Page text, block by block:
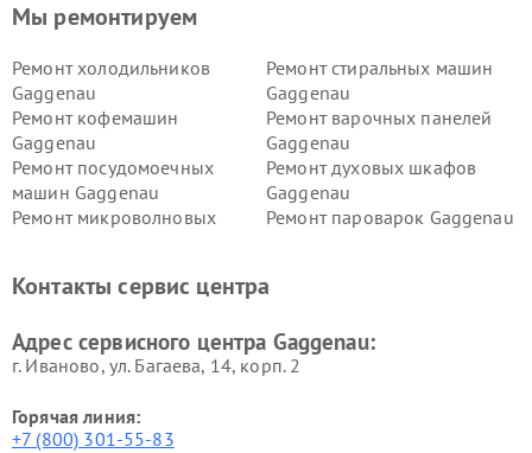
Мы ремонтируем
Ремонт холодильников
Gaggenau
Ремонт стиральных машин
Gaggenau
Ремонт кофемашин
Gaggenau
Ремонт варочных панелей
Gaggenau
Ремонт посудомоечных
машин Gaggenau
Ремонт духовых шкафов
Gaggenau
Ремонт микроволновых
Ремонт пароварок Gaggenau
Контакты сервис центра
Адрес сервисного центра Gaggenau:
г. Иваново, ул. Багаева, 14, корп. 2
Горячая линия:
+7 (800) 301-55-83